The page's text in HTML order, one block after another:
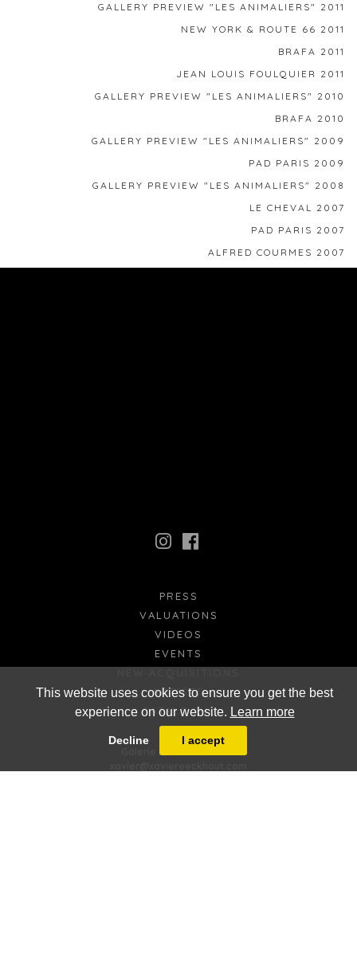
This website uses cookies to ensure you get the best
experience on our website. Learn more
Decline I accept
GALLERY PREVIEW "LES ANIMALIERS" 2011
NEW YORK & ROUTE 66 2011
BRAFA 2011
JEAN LOUIS FOULQUIER 2011
GALLERY PREVIEW "LES ANIMALIERS" 2010
BRAFA 2010
GALLERY PREVIEW "LES ANIMALIERS" 2009
PAD PARIS 2009
GALLERY PREVIEW "LES ANIMALIERS" 2008
LE CHEVAL 2007
PAD PARIS 2007
ALFRED COURMES 2007
CATALOGUE
ARTISTS
EVENTS
VIDEOS
VALUATIONS
PRESS
EN
Galerie Xavier Eeckhout